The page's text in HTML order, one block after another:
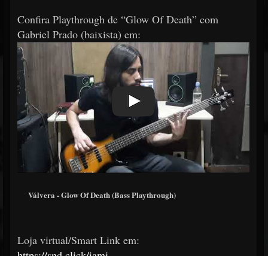
Confira Playthrough de “Glow Of Death” com
Gabriel Prado (baixista) em:
Válvera - Glow Of Death (Bass Playthrough)
Loja virtual/Smart Link em: